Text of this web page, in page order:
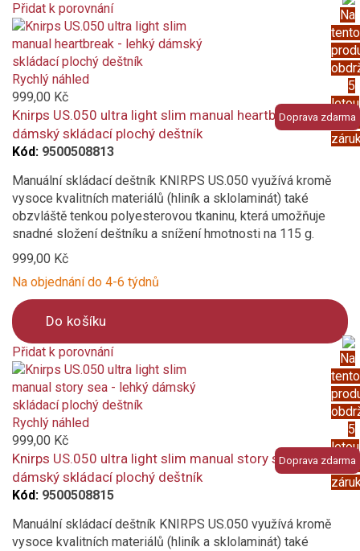
Na
tento
5
letou
Přidat k porovnání
Product
is
added
to
compare
Doprava zdarma
Na
tento
5
letou
Rychlý náhled
999,00 Kč
Knirps US.050 ultra light slim manual heartbreak - lehký
dámský skládací plochý deštník
Kód: 9500508813
Manuální skládací deštník KNIRPS US.050 využívá kromě
vysoce kvalitních materiálů (hliník a sklolaminát) také
obzvláště tenkou polyesterovou tkaninu, která umožňuje
snadné složení deštníku a snížení hmotnosti na 115 g.
999,00 Kč
Na objednání do 4-6 týdnů
Do košíku
Přidat k porovnání
Product
is
added
to
compare
Doprava zdarma
Rychlý náhled
999,00 Kč
Knirps US.050 ultra light slim manual story sea - lehký
dámský skládací plochý deštník
Kód: 9500508815
Manuální skládací deštník KNIRPS US.050 využívá kromě
vysoce kvalitních materiálů (hliník a sklolaminát) také